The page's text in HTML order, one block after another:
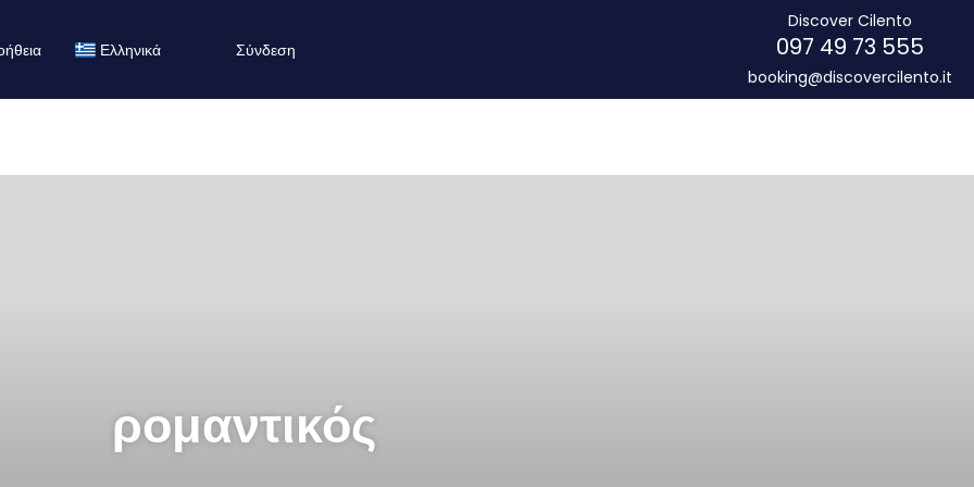
Ελληνικά Σύνδεση
Discover Cilento
097 49 73 555
booking@discovercilento.it
ρομαντικός